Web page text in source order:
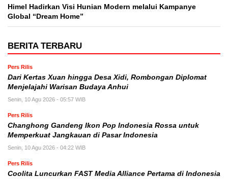
Himel Hadirkan Visi Hunian Modern melalui Kampanye
Global “Dream Home”
BERITA TERBARU
Pers Rilis
Dari Kertas Xuan hingga Desa Xidi, Rombongan Diplomat
Menjelajahi Warisan Budaya Anhui
Senin, 10 Agu 2026 - 05:57 WIB
Pers Rilis
Changhong Gandeng Ikon Pop Indonesia Rossa untuk
Memperkuat Jangkauan di Pasar Indonesia
Senin, 10 Agu 2026 - 04:22 WIB
Pers Rilis
Coolita Luncurkan FAST Media Alliance Pertama di Indonesia